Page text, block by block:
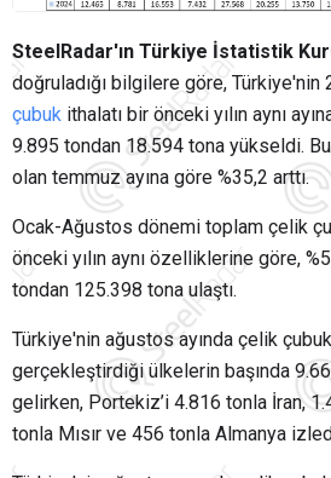
SteelRadar'ın Türkiye İstatistik
doğruladığı bilgilere göre,
çubuk ithalatı bir önceki yılın aynı
9.895 tondan 18.594 tona yükseldi.
olan temmuz ayına göre %35,2 arttı.
Ocak-Ağustos dönemi toplam çelik
önceki yılın aynı özelliklerine göre,
tondan 125.398 tona ulaştı.
Türkiye'nin ağustos ayında çelik çubuk
gerçekleştirdiği ülkelerin başında
gelirken, Portekiz’i 4.816 tonla İran,
tonla Mısır ve 456 tonla Almanya